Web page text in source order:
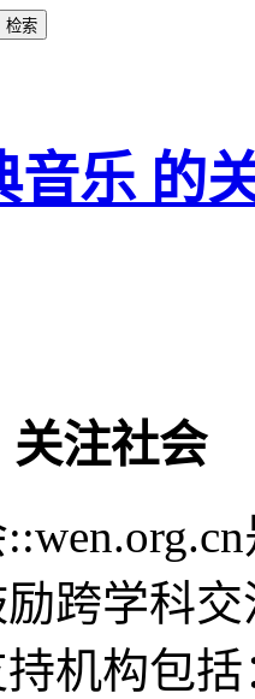
音乐 的
关注社会
跨学科
机构包